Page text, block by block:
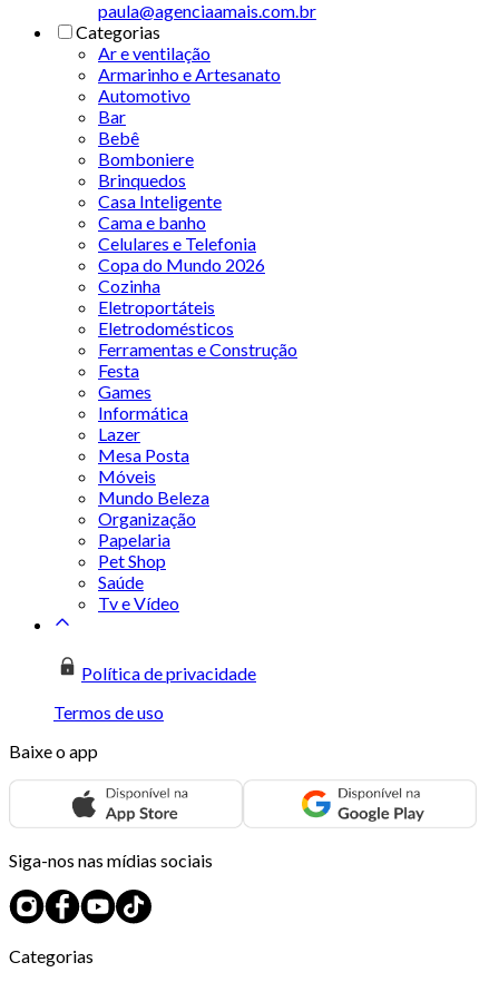
paula@agenciaamais.com.br
Categorias
Ar e ventilação
Armarinho e Artesanato
Automotivo
Bar
Bebê
Bomboniere
Brinquedos
Casa Inteligente
Cama e banho
Celulares e Telefonia
Copa do Mundo 2026
Cozinha
Eletroportáteis
Eletrodomésticos
Ferramentas e Construção
Festa
Games
Informática
Lazer
Mesa Posta
Móveis
Mundo Beleza
Organização
Papelaria
Pet Shop
Saúde
Tv e Vídeo
Política de privacidade
Termos de uso
Baixe o app
Siga-nos nas mídias sociais
Categorias